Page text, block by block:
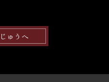
ゅうへ